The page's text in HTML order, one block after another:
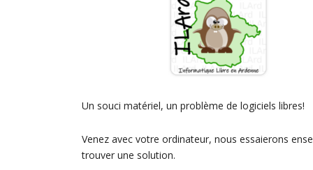
Un souci matériel, un problème de logiciels libres!
Venez avec votre ordinateur, nous essaierons
trouver une solution.